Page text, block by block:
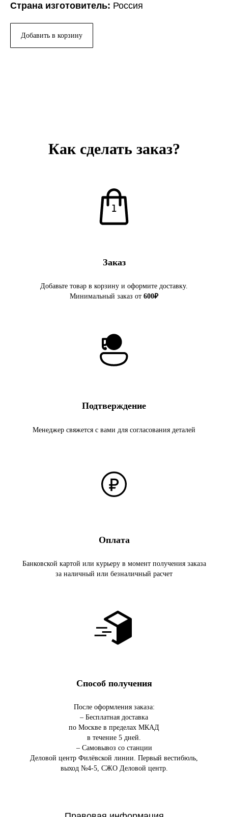
Страна изготовитель: Россия
Добавить в корзину
Как сделать заказ?
Заказ
Добавьте товар в корзину и оформите доставку.
Минимальный заказ от 600₽
Подтверждение
Менеджер свяжется с вами для согласования деталей
Оплата
Банковской картой или курьеру в момент получения заказа
за наличный или безналичный расчет
Способ получения
После оформления заказа:
– Бесплатная доставка
по Москве в пределах МКАД
в течение 5 дней.
– Самовывоз со станции
Деловой центр Филёвской линии. Первый вестибюль,
выход №4-5, СЖО Деловой центр.